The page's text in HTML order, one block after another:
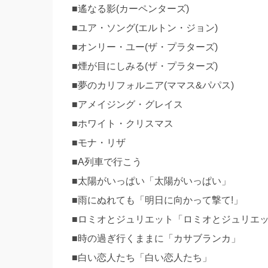
■遙なる影(カーペンターズ)
■ユア・ソング(エルトン・ジョン)
■オンリー・ユー(ザ・プラターズ)
■煙が目にしみる(ザ・プラターズ)
■夢のカリフォルニア(ママス&パパス)
■アメイジング・グレイス
■ホワイト・クリスマス
■モナ・リザ
■A列車で行こう
■太陽がいっぱい「太陽がいっぱい」
■雨にぬれても「明日に向かって撃て!」
■ロミオとジュリエット「ロミオとジュリエ
■時の過ぎ行くままに「カサブランカ」
■白い恋人たち「白い恋人たち」